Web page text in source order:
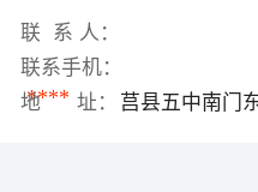
联 系 人：
联系手机：
****
地 址： 莒县五中南门